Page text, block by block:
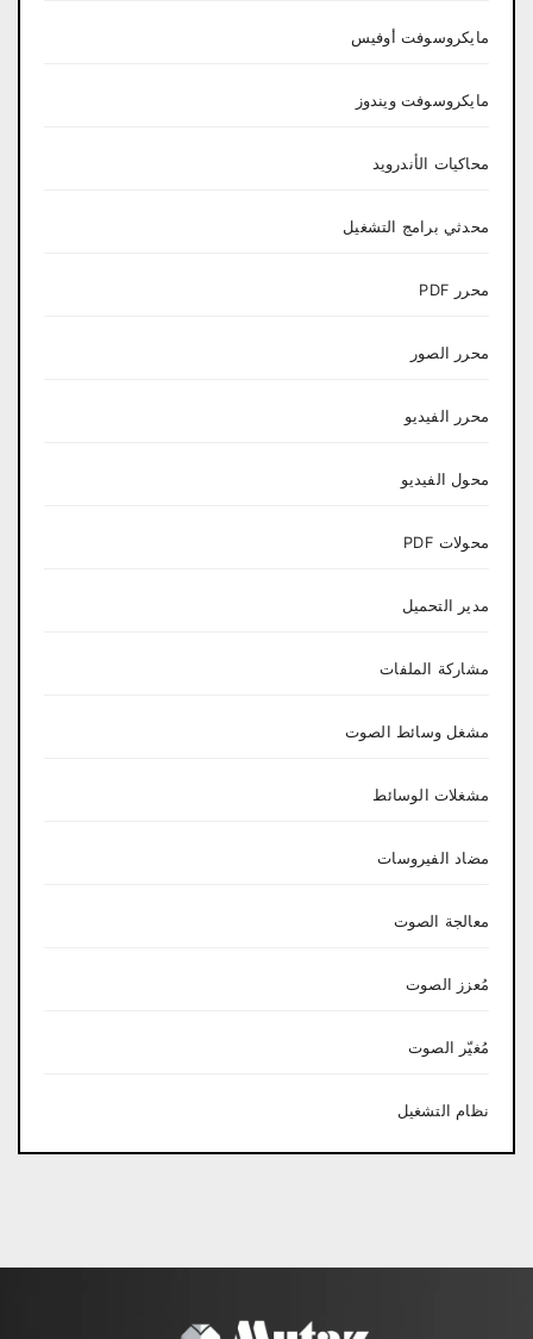
مايكروسوفت أوفيس
مايكروسوفت ويندوز
محاكيات الأندرويد
محدثي برامج التشغيل
محرر PDF
محرر الصور
محرر الفيديو
محول الفيديو
محولات PDF
مدير التحميل
مشاركة الملفات
مشغل وسائط الصوت
مشغلات الوسائط
مضاد الفيروسات
معالجة الصوت
مُعزز الصوت
مُغيّر الصوت
نظام التشغيل